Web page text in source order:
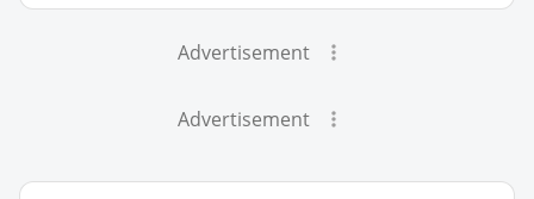
Advertisement
Advertisement